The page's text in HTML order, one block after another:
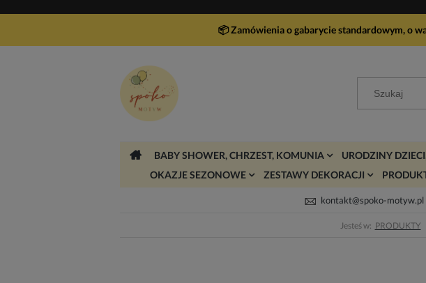
📦 Zamówienia o gabarycie standardowym, o
BABY SHOWER, CHRZEST, KOMUNIA URODZINY
OKAZJE SEZONOWE
ZESTAWY DEKORACJI
kontakt@spoko-motyw.pl
Jesteś w: PRODUKTY